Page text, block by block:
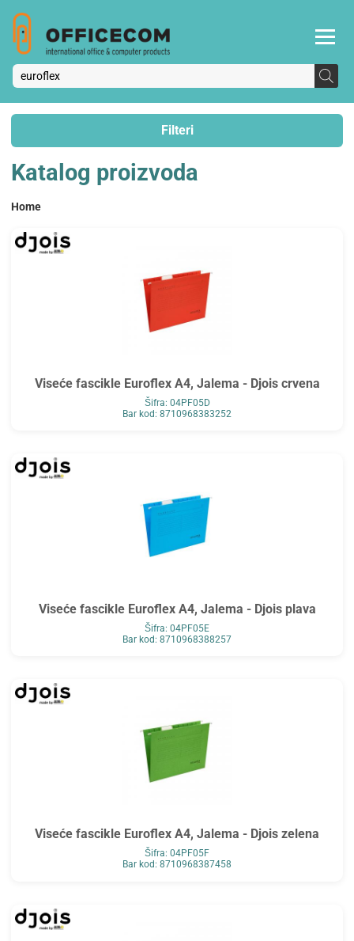
Filteri
Katalog proizvoda
Home
Viseće fascikle Euroflex A4, Jalema - Djois crvena
Šifra: 04PF05D
Bar kod: 8710968383252
Viseće fascikle Euroflex A4, Jalema - Djois plava
Šifra: 04PF05E
Bar kod: 8710968388257
Viseće fascikle Euroflex A4, Jalema - Djois zelena
Šifra: 04PF05F
Bar kod: 8710968387458